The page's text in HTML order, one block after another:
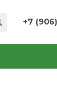
+7
+7 (906)
г.
секция 35